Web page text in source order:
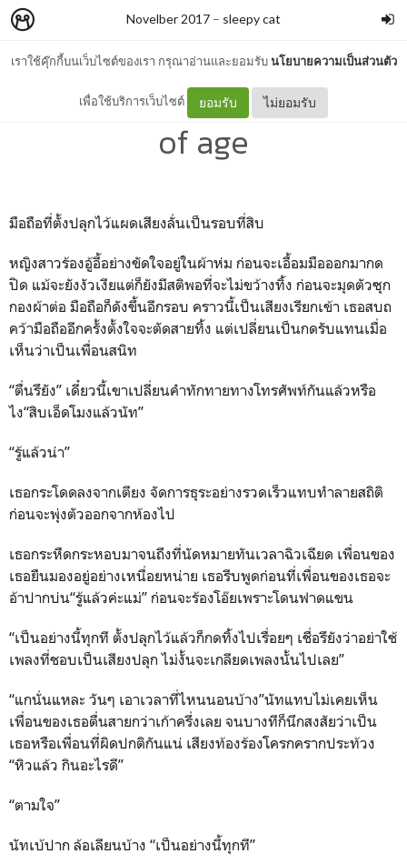
เราใช้คุ๊กกี้บนเว็บไซต์ของเรา กรุณาอ่านและยอมรับนโยบายความเป็นส่วนตัว
เพื่อใช้บริการเว็บไซต์ ยอมรับ ไม่ยอมรับ
Novelber 2017 – sleepy cat
Novelber วันที่สิบ: coming
of age
มือถือที่ตั้งปลุกไว้แผดเสียงลั่นเป็นรอบที่สิบ
หญิงสาวร้องอู้อี้อย่างขัดใจอยู่ในผ้าห่ม ก่อนจะเอื้อมมือออกมากด
ปิด แม้จะยังงัวเงียแต่ก็ยังมีสติพอที่จะไม่ขว้างทิ้ง ก่อนจะมุดตัวซุก
กองผ้าต่อ มือถือก็ดังขึ้นอีกรอบ คราวนี้เป็นเสียงเรียกเข้า เธอสบถ
คว้ามือถืออีกครั้งตั้งใจจะตัดสายทิ้ง แต่เปลี่ยนเป็นกดรับแทนเมื่อ
เห็นว่าเป็นเพื่อนสนิท
“ตื่นรึยัง” เดี๋ยวนี้เขาเปลี่ยนคำทักทายทางโทรศัพท์กันแล้วหรือ
ไง“สิบเอ็ดโมงแล้วนัท”
“รู้แล้วน่า”
เธอกระโดดลงจากเตียง จัดการธุระอย่างรวดเร็วแทบทำลายสถิติ
ก่อนจะพุ่งตัวออกจากห้องไป
เธอกระหืดกระหอบมาจนถึงที่นัดหมายทันเวลาฉิวเฉียด เพื่อนของ
เธอยืนมองอยู่อย่างเหนื่อยหน่าย เธอรีบพูดก่อนที่เพื่อนของเธอจะ
อ้าปากบ่น“รู้แล้วค่ะแม่” ก่อนจะร้องโอ๊ยเพราะโดนฟาดแขน
“เป็นอย่างนี้ทุกที ตั้งปลุกไว้แล้วก็กดทิ้งไปเรื่อยๆ เชื่อรึยังว่าอย่าใช้
เพลงที่ชอบเป็นเสียงปลุก ไม่งั้นจะเกลียดเพลงนั้นไปเลย”
“แกนั่นแหละ วันๆ เอาเวลาที่ไหนนอนบ้าง”นัทแทบไม่เคยเห็น
เพื่อนของเธอตื่นสายกว่าเก้าครึ่งเลย จนบางทีก็นึกสงสัยว่าเป็น
เธอหรือเพื่อนที่ผิดปกติกันแน่ เสียงท้องร้องโครกครากประท้วง
“หิวแล้ว กินอะไรดี”
“ตามใจ”
นัทเบ้ปาก ล้อเลียนบ้าง “เป็นอย่างนี้ทุกที”